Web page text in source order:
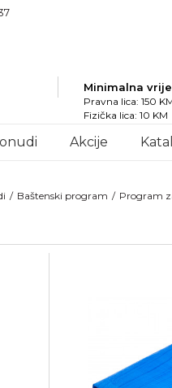
Minimalna
Pravna lica: 150
Fizička lica: 10 KM
Akcije
Baštenski program Program